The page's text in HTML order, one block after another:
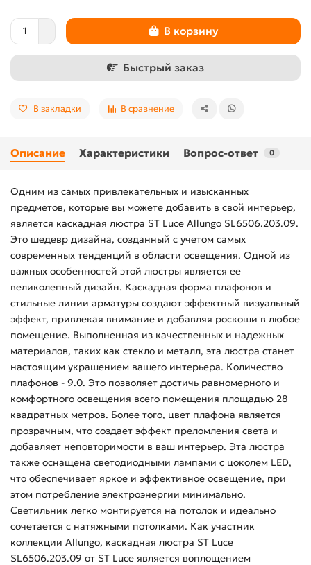
В корзину
Быстрый заказ
В закладки В сравнение
Описание Характеристики Вопрос-ответ 0
Одним из самых привлекательных и изысканных
предметов, которые вы можете добавить в свой интерьер,
является каскадная люстра ST Luce Allungo SL6506.203.09.
Это шедевр дизайна, созданный с учетом самых
современных тенденций в области освещения. Одной из
важных особенностей этой люстры является ее
великолепный дизайн. Каскадная форма плафонов и
стильные линии арматуры создают эффектный визуальный
эффект, привлекая внимание и добавляя роскоши в любое
помещение. Выполненная из качественных и надежных
материалов, таких как стекло и металл, эта люстра станет
настоящим украшением вашего интерьера. Количество
плафонов - 9.0. Это позволяет достичь равномерного и
комфортного освещения всего помещения площадью 28
квадратных метров. Более того, цвет плафона является
прозрачным, что создает эффект преломления света и
добавляет неповторимости в ваш интерьер. Эта люстра
также оснащена светодиодными лампами с цоколем LED,
что обеспечивает яркое и эффективное освещение, при
этом потребление электроэнергии минимально.
Светильник легко монтируется на потолок и идеально
сочетается с натяжными потолками. Как участник
коллекции Allungo, каскадная люстра ST Luce
SL6506.203.09 от ST Luce является воплощением